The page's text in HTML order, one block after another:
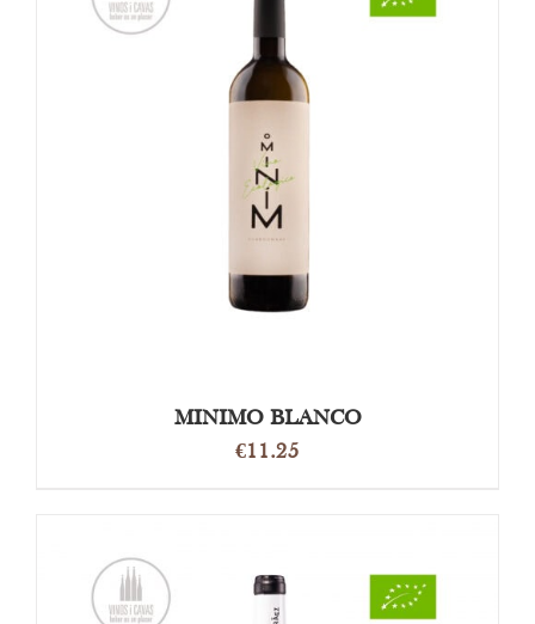
DETAILS
MINIMO BLANCO
€11.25